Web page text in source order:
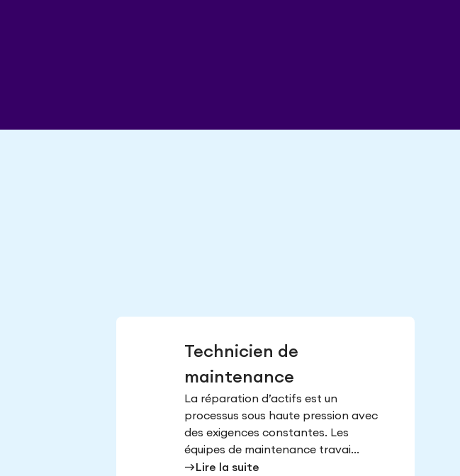
Technicien de
maintenance
La réparation d’actifs est un
processus sous haute pression avec
des exigences constantes. Les
équipes de maintenance travai...
eastLire la suite